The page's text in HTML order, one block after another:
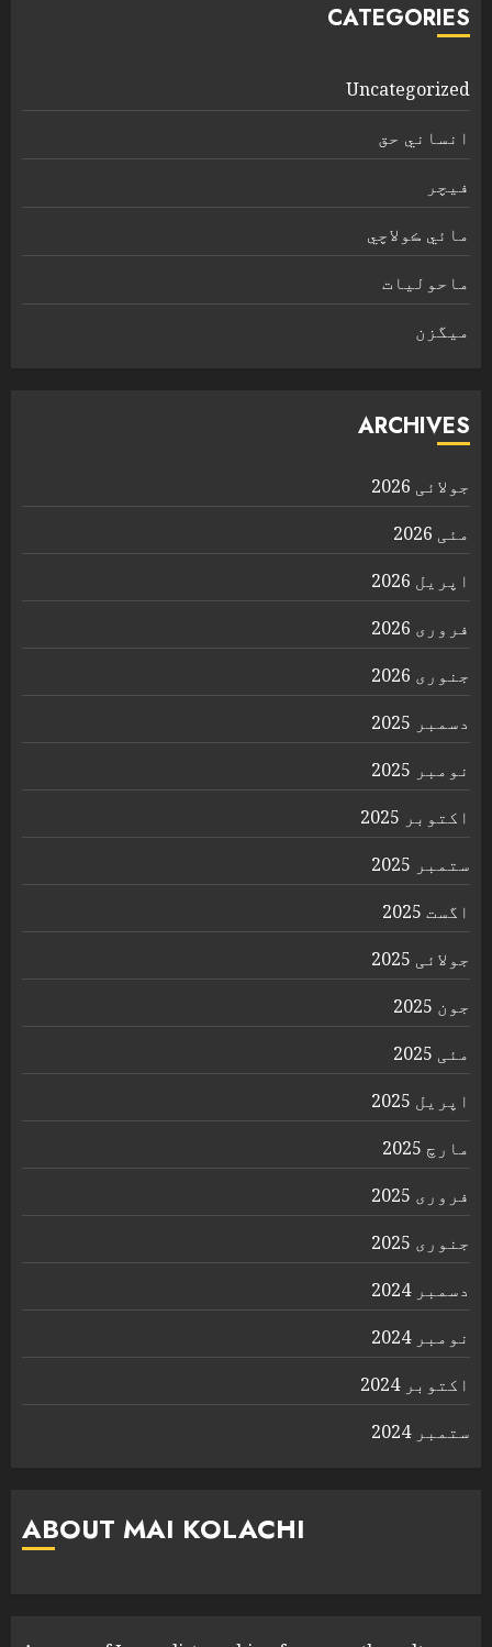
CATEGORIES
Uncategorized
انساني حق
فیچر
مائي ڪولاچي
ماحولیات
ميگزن
ARCHIVES
جولائی 2026
مئی 2026
اپریل 2026
فروری 2026
جنوری 2026
دسمبر 2025
نومبر 2025
اکتوبر 2025
ستمبر 2025
اگست 2025
جولائی 2025
جون 2025
مئی 2025
اپریل 2025
مارچ 2025
فروری 2025
جنوری 2025
دسمبر 2024
نومبر 2024
اکتوبر 2024
ستمبر 2024
ABOUT MAI KOLACHI